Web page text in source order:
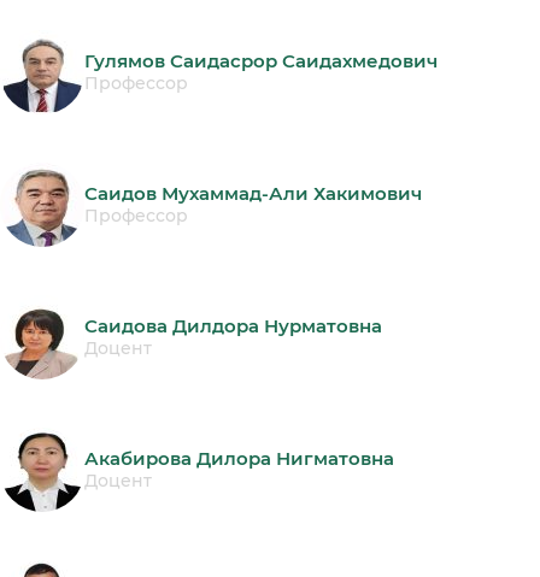
Гулямов Саидасрор Саидахмедович
Профессор
Саидов Мухаммад-Али Хакимович
Профессор
Саидова Дилдора Нурматовна
Доцент
Акабирова Дилора Нигматовна
Доцент